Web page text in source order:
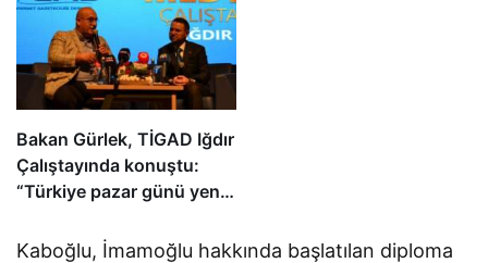
Bakan Gürlek, TİGAD Iğdır
Çalıştayında konuştu:
“Türkiye pazar günü yeni
Kaboğlu, İmamoğlu hakkında başlatılan diploma